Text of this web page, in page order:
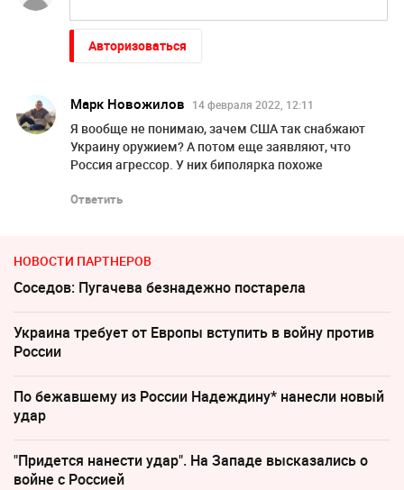
Авторизоваться
Марк Новожилов 14 февраля 2022, 12:11
Я вообще не понимаю, зачем США так снабжают
Украину оружием? А потом еще заявляют, что
Россия агрессор. У них биполярка похоже
Ответить
НОВОСТИ ПАРТНЕРОВ
Соседов: Пугачева безнадежно постарела
Украина требует от Европы вступить в войну против
России
По бежавшему из России Надеждину* нанесли новый
удар
"Придется нанести удар". На Западе высказались о
войне с Россией